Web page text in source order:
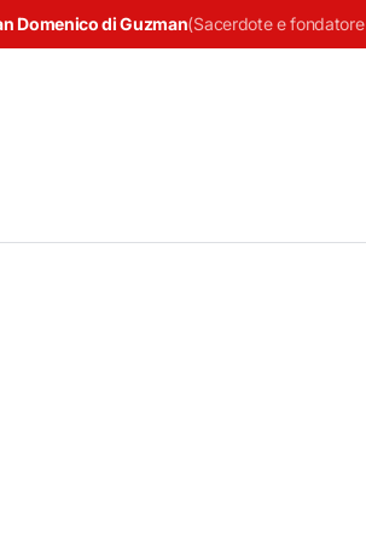
Domenico di Guzman(Sacerdote e